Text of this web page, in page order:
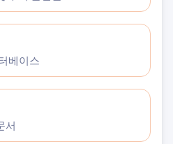
베이스
서